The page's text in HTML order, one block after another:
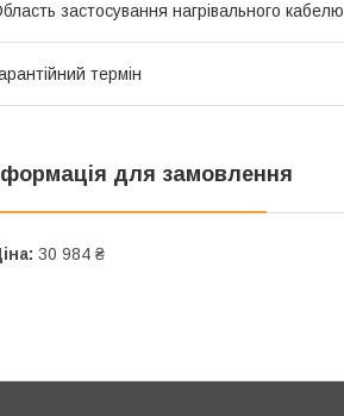
застосування нагрівального кабелю
термін
для замовлення
30 984 ₴